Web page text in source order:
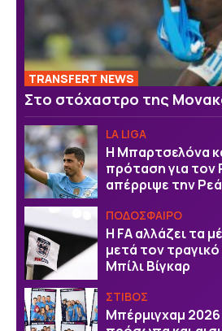
TRANSFERT NEWS
Στο στόχαστρο της
LA LIGA
Η Μπαρτσελόνα
πρόταση για τον
απέρριψε την
ΠΟΔΟΣΦΑΙΡΟ
Η FA αλλάζει τα
μετά τον
Μπίλι Βίγκαρ
ΣΤΙΒΟΣ
Μπέρμιγχαμ